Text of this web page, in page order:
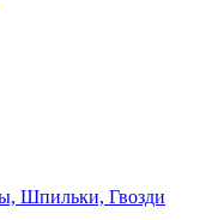
Шпильки, Гвозди